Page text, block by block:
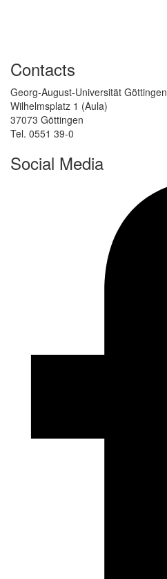
Contacts
Georg-August-Universität Göttingen
Wilhelmsplatz 1 (Aula)
37073 Göttingen
Tel. 0551 39-0
Social Media